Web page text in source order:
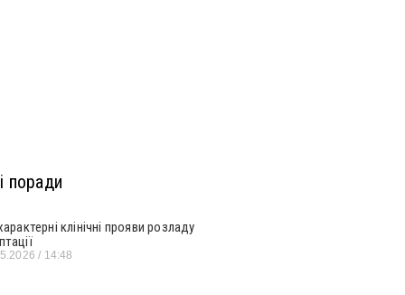
поради
клінічні прояви розладу
14:48